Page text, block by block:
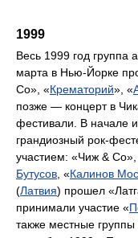
1999
Весь 1999 год группа
марта в Нью-Йорке
Со», «Крематорий», «
позже — концерт в
фестивали. В начале
грандиозный рок-
участием: «Чиж & Со»,
Бутусов , «Калинов
(Латвия) прошел
принимали участие «
также местные